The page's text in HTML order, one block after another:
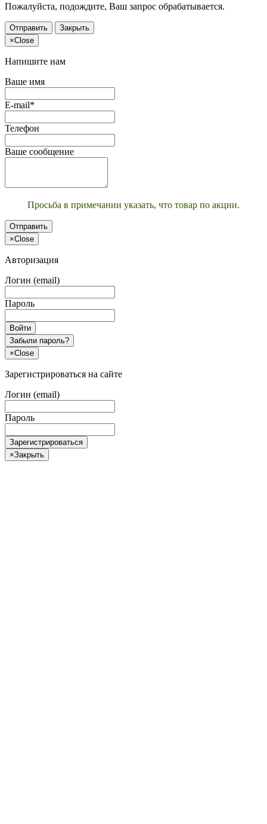
Пожалуйста, подождите, Ваш запрос обрабатывается.
Отправить
Закрыть
×Close
Напишите нам
Ваше имя
E-mail*
Телефон
Ваше сообщение
Просьба в примечании указать, что товар по акции.
Отправить
×Close
Авторизация
Логин (email)
Пароль
Войти
Забыли пароль?
×Close
Зарегистрироваться на сайте
Логин (email)
Пароль
Зарегистрироваться
×Закрыть